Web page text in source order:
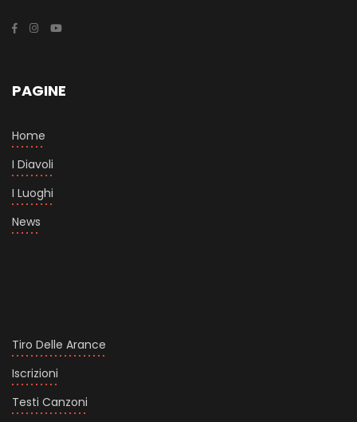
PAGINE
Home
I Diavoli
I Luoghi
News
Tiro Delle Arance
Iscrizioni
Testi Canzoni